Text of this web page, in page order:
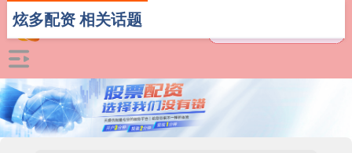
炫多配资 相关话题